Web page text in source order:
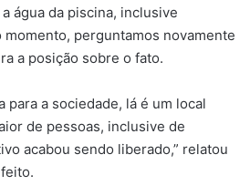
água da piscina, inclusive
perguntamos novamente
a posição sobre o fato.
para a sociedade, lá é um local
de pessoas, inclusive de
acabou sendo liberado,” relatou